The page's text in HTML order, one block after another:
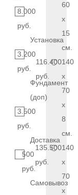
8.000
руб.
Установка
3.200
руб.
Фундамент
(доп)
3.500
руб.
Доставка
500
руб.
Самовывоз
60
x
15
см.
116.400
руб.
140
x
70
x
8
см.
135.500
руб.
140
x
70
x